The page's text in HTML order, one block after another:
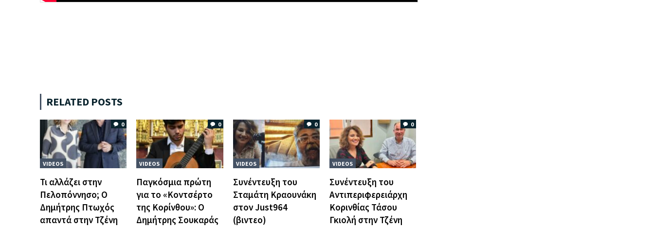
RELATED POSTS
0
VIDEOS
Τι αλλάζει στην
Πελοπόννησο; Ο
Δημήτρης Πτωχός
απαντά στην Τζένη
0
VIDEOS
Παγκόσμια πρώτη
για το «Κοντσέρτο
της Κορίνθου»: Ο
Δημήτρης Σουκαράς
0
VIDEOS
Συνέντευξη του
Σταμάτη Κραουνάκη
στον Just964
(βιντεο)
0
VIDEOS
Συνέντευξη του
Αντιπεριφερειάρχη
Κορινθίας Τάσου
Γκιολή στην Τζένη